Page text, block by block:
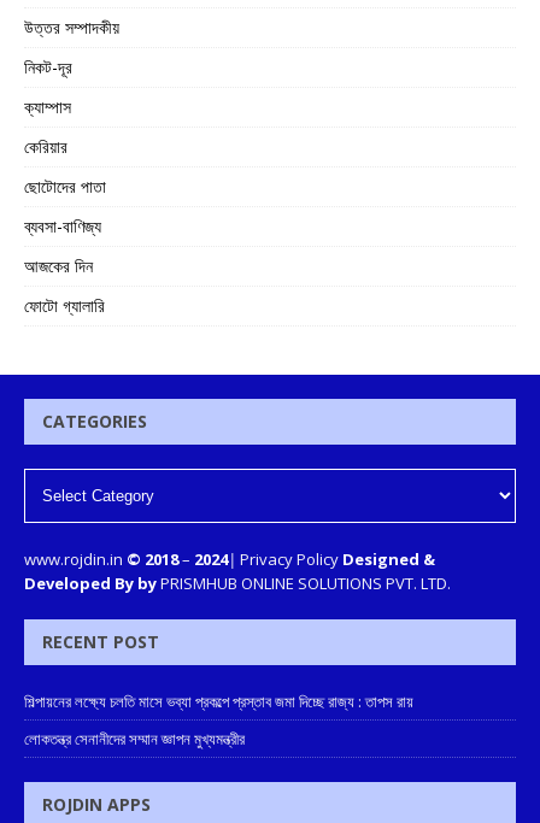
উত্তর সম্পাদকীয়
নিকট-দূর
ক্যাম্পাস
কেরিয়ার
ছোটোদের পাতা
ব্যবসা-বাণিজ্য
আজকের দিন
ফোটো গ্যালারি
CATEGORIES
www.rojdin.in © 2018– 2024| Privacy Policy Designed &
Developed By byPRISMHUB ONLINE SOLUTIONS PVT. LTD.
RECENT POST
শিল্পায়নের লক্ষ্যে চলতি মাসে ভব্যা প্রকল্পে প্রস্তাব জমা দিচ্ছে রাজ্য : তাপস রায়
লোকতন্ত্র সেনানীদের সম্মান জ্ঞাপন মুখ্যমন্ত্রীর
ROJDIN APPS